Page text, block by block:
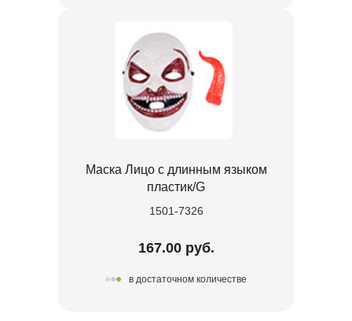
Маска Лицо с длинным языком
пластик/G
1501-7326
167.00 руб.
в достаточном количестве